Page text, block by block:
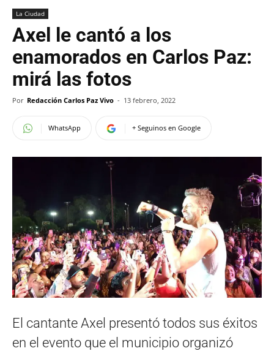
La Ciudad
Axel le cantó a los
enamorados en Carlos Paz:
mirá las fotos
Por Redacción Carlos Paz Vivo - 13 febrero, 2022
WhatsApp + Seguinos en Google
El cantante Axel presentó todos sus éxitos
en el evento que el municipio organizó